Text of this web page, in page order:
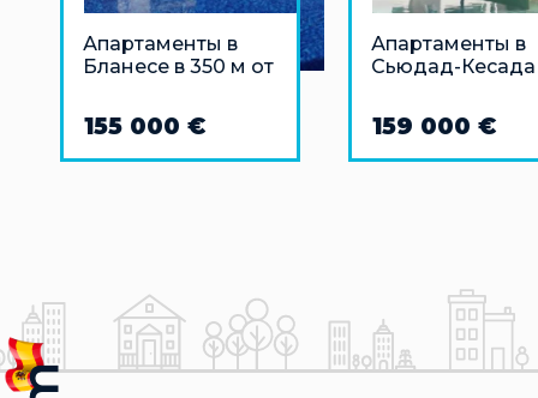
Апартаменты в
Бланесе в 350 м от
155 000 €
Апартаменты в
Сьюдад-Кесада
159 000 €